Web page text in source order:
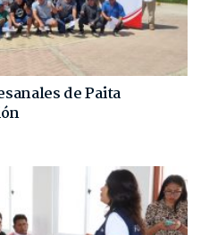
de Paita